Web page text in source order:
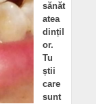
sănăt
atea
dințil
or.
Tu
știi
care
sunt